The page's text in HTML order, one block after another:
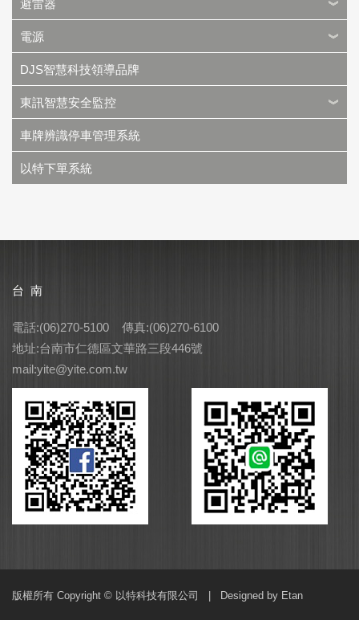
避雷器
電源
DJS智慧科技領導品牌
東訊智慧安全監控
車牌辨識停車管理系統
以特下單系統
台 南
電話:(06)270-5100 傳真:(06)270-6100
地址:台南市仁德區文華路三段446號
mail:yite@yite.com.tw
版權所有 Copyright © 以特科技有限公司 | Designed by Etan